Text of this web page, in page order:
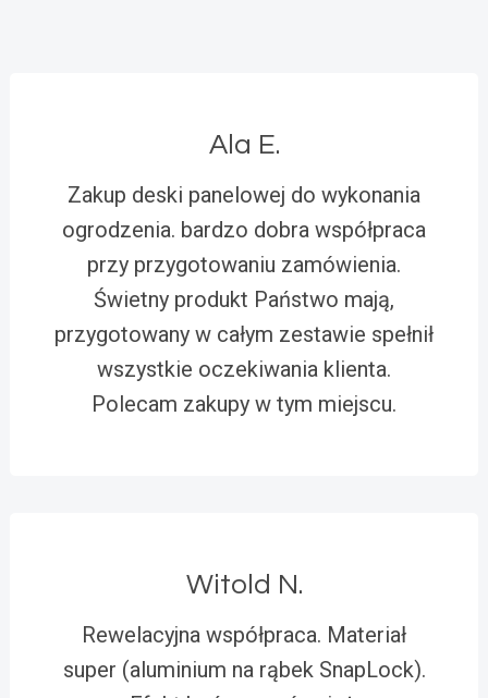
Ala E.
Zakup deski panelowej do wykonania
ogrodzenia. bardzo dobra współpraca
przy przygotowaniu zamówienia.
Świetny produkt Państwo mają,
przygotowany w całym zestawie spełnił
wszystkie oczekiwania klienta.
Polecam zakupy w tym miejscu.
Witold N.
Rewelacyjna współpraca. Materiał
super (aluminium na rąbek SnapLock).